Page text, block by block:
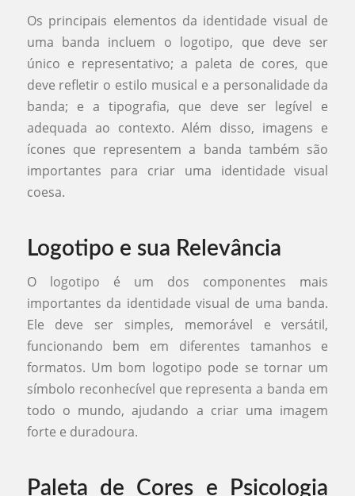
Os principais elementos da identidade visual de
uma banda incluem o logotipo, que deve ser
único e representativo; a paleta de cores, que
deve refletir o estilo musical e a personalidade da
banda; e a tipografia, que deve ser legível e
adequada ao contexto. Além disso, imagens e
ícones que representem a banda também são
importantes para criar uma identidade visual
coesa.
Logotipo e sua Relevância
O logotipo é um dos componentes mais
importantes da identidade visual de uma banda.
Ele deve ser simples, memorável e versátil,
funcionando bem em diferentes tamanhos e
formatos. Um bom logotipo pode se tornar um
símbolo reconhecível que representa a banda em
todo o mundo, ajudando a criar uma imagem
forte e duradoura.
Paleta de Cores e Psicologia